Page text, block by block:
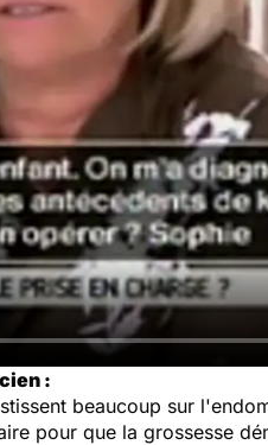
:
beaucoup sur
pour que la grossesse